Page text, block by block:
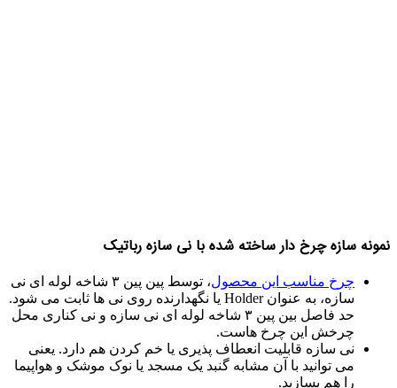
نمونه سازه چرخ دار ساخته شده با نی سازه رباتیک
چرخ مناسب این محصول
، توسط پین پین ۳ شاخه لوله ای نی
سازه، به عنوان Holder یا نگهدارنده روی نی ها ثابت می شود.
حد فاصل بین پین ۳ شاخه لوله ای نی سازه و نی کناری محل
چرخش این چرخ هاست.
نی سازه قابلیت انعطاف پذیری یا خم کردن هم دارد. یعنی
می توانید با آن مشابه گنبد یک مسجد یا نوک موشک و هواپیما
را هم بسازید.